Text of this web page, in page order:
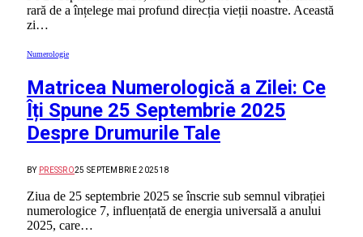
rară de a înțelege mai profund direcția vieții noastre. Această
zi…
Numerologie
Matricea Numerologică a Zilei: Ce
Îți Spune 25 Septembrie 2025
Despre Drumurile Tale
BY PRESSRO25 SEPTEMBRIE 202518
Ziua de 25 septembrie 2025 se înscrie sub semnul vibrației
numerologice 7, influențată de energia universală a anului
2025, care…